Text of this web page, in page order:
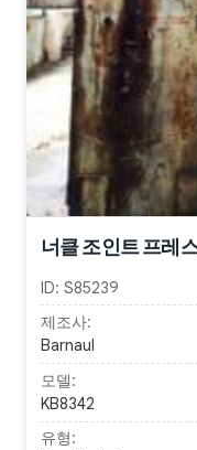
너클 조인트 프레
ID: S85239
제조사:
Barnaul
모델:
KB8342
유형: